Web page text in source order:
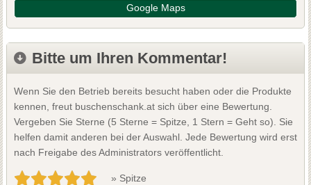
Google Maps
Bitte um Ihren Kommentar!
Wenn Sie den Betrieb bereits besucht haben oder die Produkte
kennen, freut buschenschank.at sich über eine Bewertung.
Vergeben Sie Sterne (5 Sterne = Spitze, 1 Stern = Geht so). Sie
helfen damit anderen bei der Auswahl. Jede Bewertung wird erst
nach Freigabe des Administrators veröffentlicht.
» Spitze